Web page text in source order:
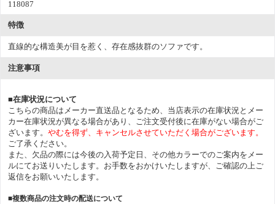
118087
特徴
直線的な構造美が目を惹く、存在感抜群のソファです。
注意事項
■在庫状況について
こちらの商品はメーカー直送品となるため、当店表示の在庫状況とメー
カー在庫状況が異なる場合があり、ご注文受付後に在庫がない場合がご
ざいます。 やむを得ず、キャンセルさせていただく場合がございます。
ご了承ください。
また、欠品の際には今後の入荷予定日、その他カラーでのご案内をメー
ルにてお送りいたします。お手数をおかけいたしますが、ご確認の上ご
返信をお願いいたします。
■複数商品の注文時の配送について